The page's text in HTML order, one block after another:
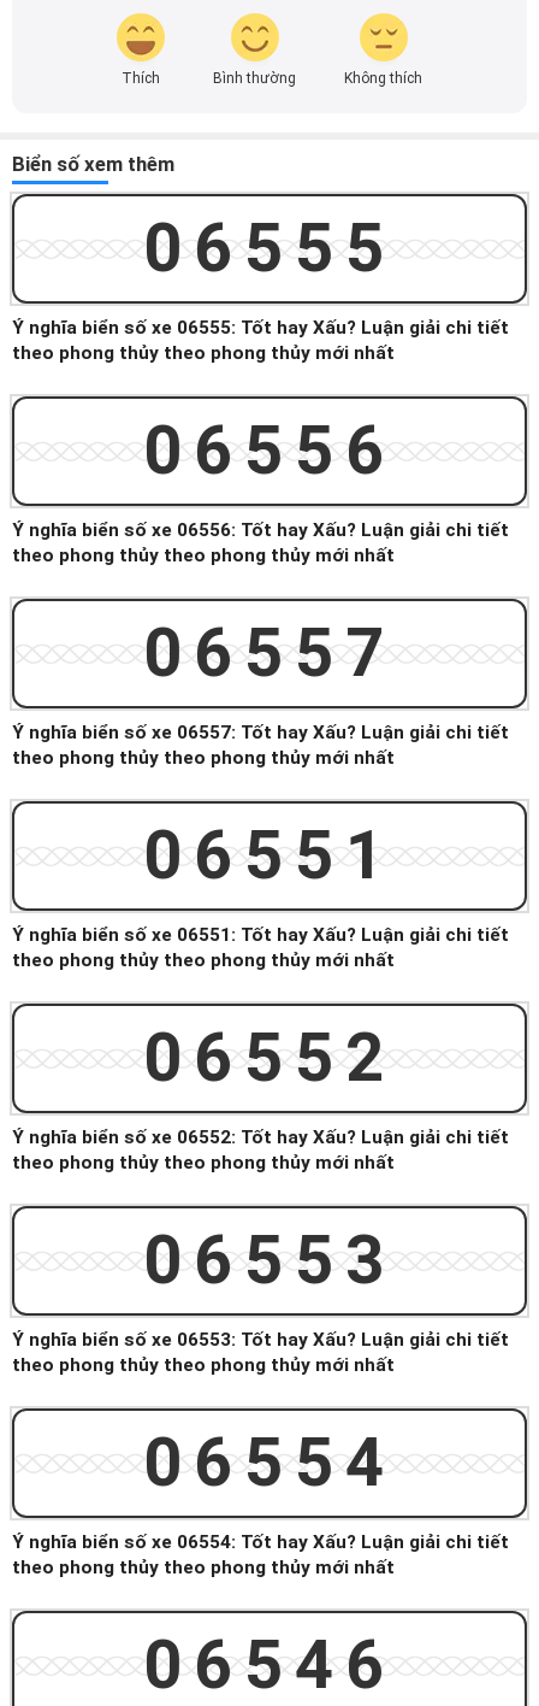
Thích Bình thường Không thích
Biển số xem thêm
06555
Ý nghĩa biển số xe 06555: Tốt hay Xấu? Luận giải chi tiết
theo phong thủy theo phong thủy mới nhất
06556
Ý nghĩa biển số xe 06556: Tốt hay Xấu? Luận giải chi tiết
theo phong thủy theo phong thủy mới nhất
06557
Ý nghĩa biển số xe 06557: Tốt hay Xấu? Luận giải chi tiết
theo phong thủy theo phong thủy mới nhất
06551
Ý nghĩa biển số xe 06551: Tốt hay Xấu? Luận giải chi tiết
theo phong thủy theo phong thủy mới nhất
06552
Ý nghĩa biển số xe 06552: Tốt hay Xấu? Luận giải chi tiết
theo phong thủy theo phong thủy mới nhất
06553
Ý nghĩa biển số xe 06553: Tốt hay Xấu? Luận giải chi tiết
theo phong thủy theo phong thủy mới nhất
06554
Ý nghĩa biển số xe 06554: Tốt hay Xấu? Luận giải chi tiết
theo phong thủy theo phong thủy mới nhất
06546